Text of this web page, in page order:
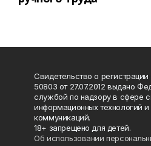
Свидетельство о
50803 от 27.07.2012 выдано
службой по надзору в сфере
информационных технологий
коммуникаций.
18+ запрещено для детей.
Об использовании